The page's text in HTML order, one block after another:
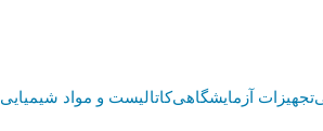
تجهیزات آزمایشگاهیکاتالیست و مواد شیمیایی